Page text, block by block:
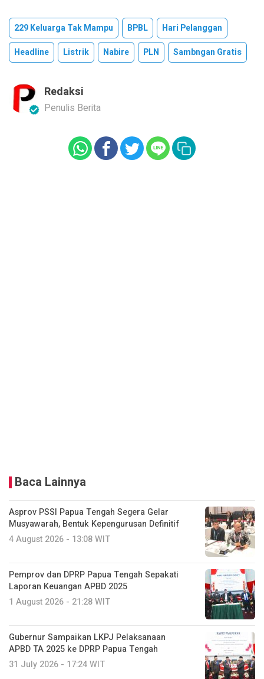
229 Keluarga Tak Mampu BPBL
Hari Pelanggan
Headline
Listrik Nabire PLN Sambngan Gratis
Redaksi
Penulis Berita
Baca Lainnya
Asprov PSSI Papua Tengah Segera Gelar
Musyawarah, Bentuk Kepengurusan Definitif
4 August 2026 - 13:08 WIT
Pemprov dan DPRP Papua Tengah Sepakati
Laporan Keuangan APBD 2025
1 August 2026 - 21:28 WIT
Gubernur Sampaikan LKPJ Pelaksanaan
APBD TA 2025 ke DPRP Papua Tengah
31 July 2026 - 17:24 WIT